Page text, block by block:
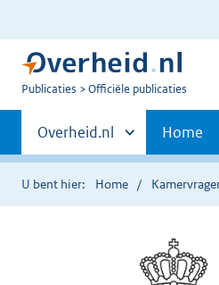
U
Publicaties Officiële publicaties
Primaire
navigatie
Andere
sites
binnen
Overheid.nl Home
U bent hier: Home